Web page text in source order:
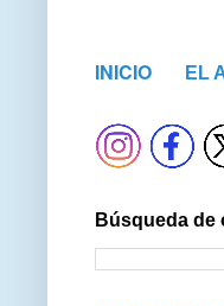
INICIO EL
Búsqueda de